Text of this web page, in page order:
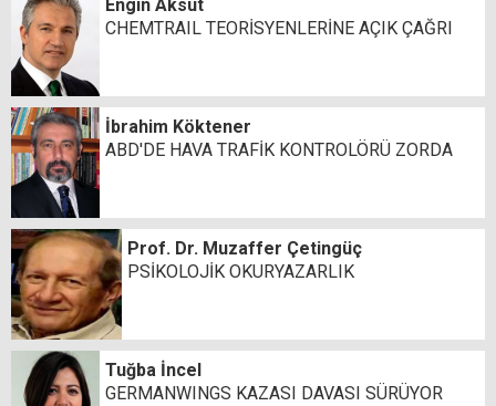
Engin Aksüt
CHEMTRAIL TEORİSYENLERİNE AÇIK ÇAĞRI
İbrahim Köktener
ABD'DE HAVA TRAFİK KONTROLÖRÜ ZORDA
Prof. Dr. Muzaffer Çetingüç
PSİKOLOJİK OKURYAZARLIK
Tuğba İncel
GERMANWINGS KAZASI DAVASI SÜRÜYOR